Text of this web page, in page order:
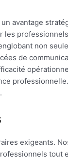
avantage
les
non
de
exigeants.
tout